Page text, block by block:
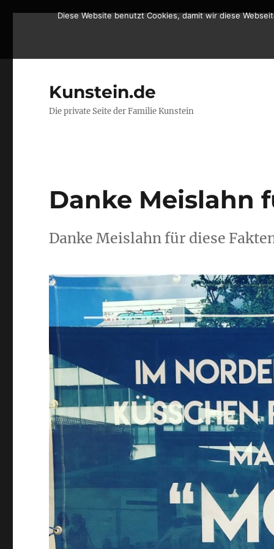
Kunstein.de
Die private Seite der Familie Kunstein
Danke Meislahn
Danke Meislahn für diese
Diese Website benutzt Cookies, damit wir diese